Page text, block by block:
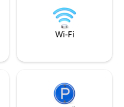
piramidni hiši.
danes!
Vsaka
izbrana, da bi
navdihujoče
Wi-Fi